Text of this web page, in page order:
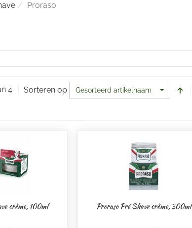
Proraso
4 Sorteren op Gesorteerd artikelnaam
crème, 100ml Proraso Pré Shave crème, 300ml